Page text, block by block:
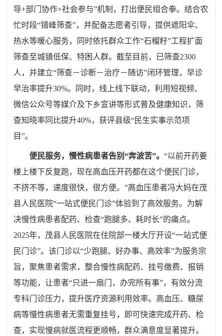
导+部门协作+社会参与”机制，打出便民组合拳。结合农
忙时段“错峰筛查”，并配备志愿者引导，提供遮阳伞、
热水等暖心服务，同时依托群众工作“石榴籽”工程扩面
筛查至城镇低保、特困人群。截至目前，已筛查2300
人，并建立“筛查－诊断－治疗－随访”闭环管理，早诊
早治率提升30%。同时，线上线下联动，利用短视频、
微信公众号等媒介及下乡宣讲等形式普及健康知识，筛
查知晓率同比提升40%，获评县级“民生实事示范项
目”。
便民服务，慢性病患者告别“奔波苦”。“以前开药要
楼上楼下反复跑，现在高血压开药都在这个便民门诊，
不挤不等，速度很快，很方便。”高血压患者冯大妈在茂
县人民医院“一站式便民门诊”体验到了高效服务。为解
决慢性病患者配药、检查“跑腿多、耗时长”的痛点。
2025年，茂县人民医院在住院部一楼大厅开设“一站式便
民门诊”。该门诊以“少跑腿、好办事、高效率”为服务宗
旨，聚焦患者需求，整合慢性病配药、挂号缴费、报销
等功能，让患者“只进一扇门，办完所有事”，有效分流
专科门诊压力，提升医疗资源利用效率。高血压、糖尿
病等慢性病患者无需重复挂号，即可快速完成开药、检
查，实现慢病就医流程更顺畅，群众满意度显著提升。